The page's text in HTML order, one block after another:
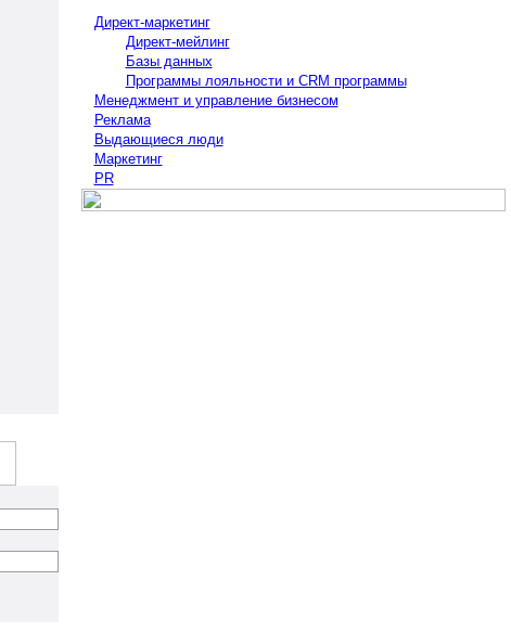
Директ-маркетинг
Директ-мейлинг
Базы данных
Программы лояльности и CRM программы
Менеджмент и управление бизнесом
Реклама
Выдающиеся люди
Маркетинг
PR